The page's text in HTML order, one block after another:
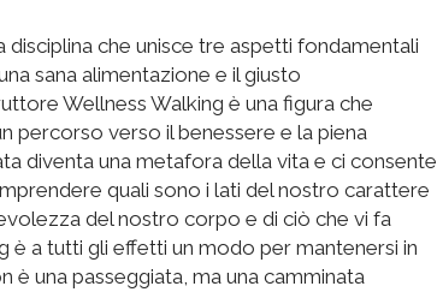
disciplina che unisce tre aspetti fondamentali
sana alimentazione e il giusto
Wellness Walking è una figura che
percorso verso il benessere e la piena
diventa una metafora della vita e ci consente
quali sono i lati del nostro carattere
del nostro corpo e di ciò che vi fa
è a tutti gli effetti un modo per mantenersi in
è una passeggiata, ma una camminata